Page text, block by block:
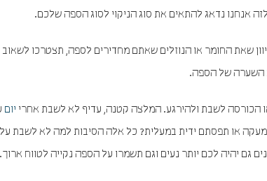
אנחנו נדאג להתאים את סוג הניקוי לסוג הספה שלכם.
שאת החומר או הנוזלים שאתם מחדירים לספה, תצטרכו לשאוב
השערה של הספה.
הכורסה לשבת ולהירגע. המלצה קטנה, עדיף לא לשבת אחרי יום
מעקה או תפסתם ידית במעלית? כל אלה הסיבות למה לא לשבת
יהיה לכם יותר נעים וגם תשמרו על הספה נקייה לטווח ארוך.